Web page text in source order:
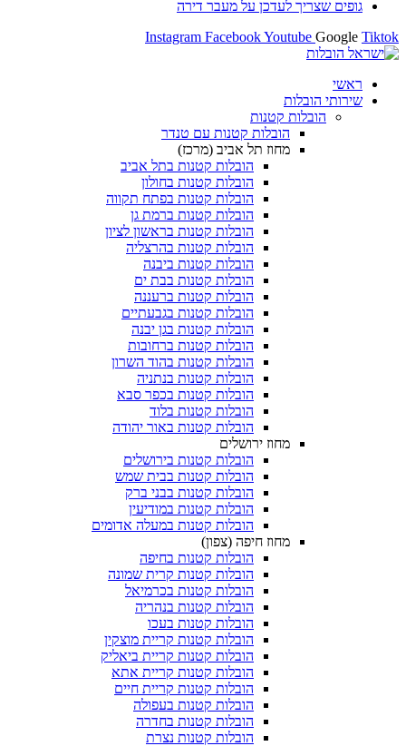
לעדכן על מעבר דירה
Instagram Facebook
הובלות קטנות עם טנדר
מחוז תל אביב (מרכז)
הובלות קטנות בתל אביב
הובלות קטנות בחולון​
הובלות קטנות בפתח תקווה
הובלות קטנות ברמת גן
הובלות קטנות בראשון לציון
הובלות קטנות בהרצליה
הובלות קטנות ביבנה
הובלות קטנות בבת ים
הובלות קטנות ברעננה
הובלות קטנות בגבעתיים
הובלות קטנות בגן יבנה
הובלות קטנות ברחובות
הובלות קטנות בהוד השרון
הובלות קטנות בנתניה
הובלות קטנות בכפר סבא
הובלות קטנות בלוד
הובלות קטנות באור יהודה
הובלות קטנות בירושלים
הובלות קטנות בבית שמש
הובלות קטנות בבני ברק
הובלות קטנות במודיעין
הובלות קטנות במעלה אדומים
הובלות קטנות בחיפה
הובלות קטנות קרית שמונה
הובלות קטנות בכרמיאל
הובלות קטנות בנהריה
הובלות קטנות בעכו
הובלות קטנות קריית מוצקין
הובלות קטנות קריית ביאליק
הובלות קטנות קריית אתא
הובלות קטנות קריית חיים
הובלות קטנות בעפולה
הובלות קטנות בחדרה
הובלות קטנות נצרת